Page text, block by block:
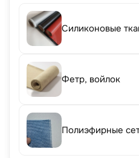
Силиконовые
Фетр, войлок
Полиэфирные